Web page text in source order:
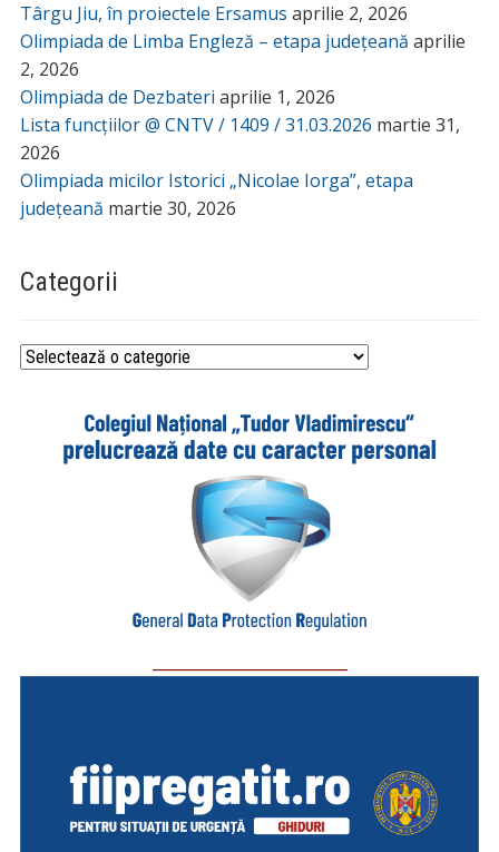
Târgu Jiu, în proiectele Ersamus aprilie 2, 2026
Olimpiada de Limba Engleză – etapa județeană aprilie
2, 2026
Olimpiada de Dezbateri aprilie 1, 2026
Lista funcțiilor @ CNTV / 1409 / 31.03.2026 martie 31,
2026
Olimpiada micilor Istorici „Nicolae Iorga”, etapa
județeană martie 30, 2026
Categorii
Categorii